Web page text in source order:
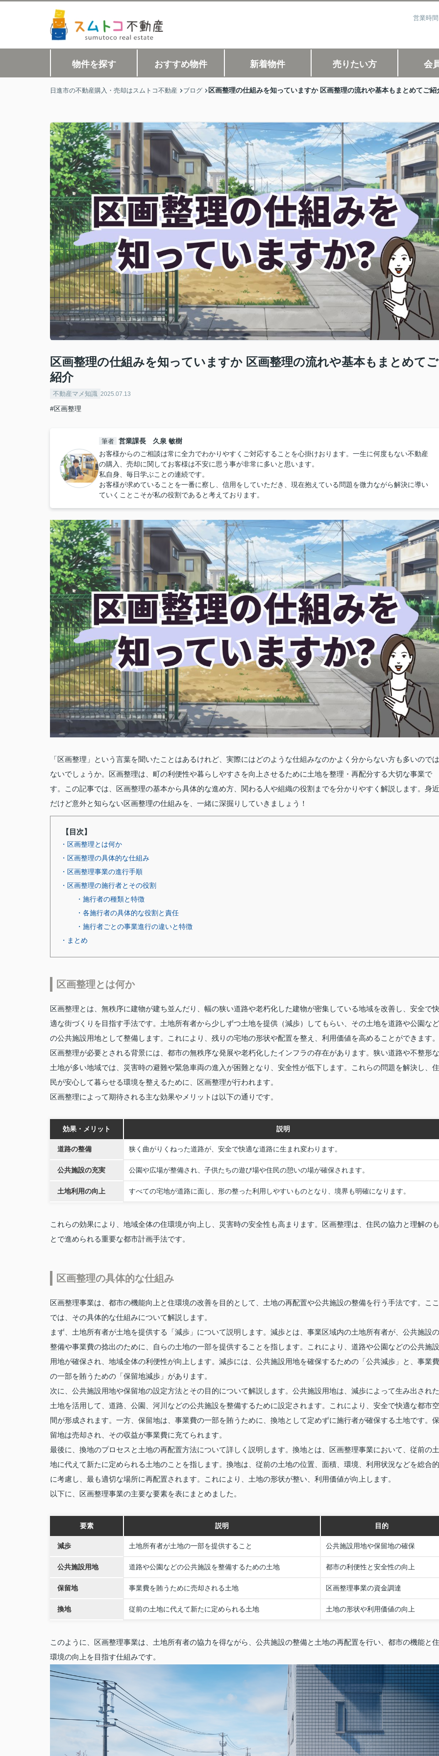
営業時
物件を探す おすすめ物件 新着物件 売りたい方 会
日進市の不動産購入・売却はスムトコ不動産 ブログ 区画整理の仕組みを知っていますか 区画整理の流れや基本もまとめてご紹
区画整理の仕組みを知っていますか 区画整理の流れや基本もまとめてご
紹介
不動産マメ知識 2025.07.13
#区画整理
筆者 営業課長 久泉 敏樹
お客様からのご相談は常に全力でわかりやすくご対応することを心掛けおります。一生に何度もない不動産
の購入、売却に関してお客様は不安に思う事が非常に多いと思います。
私自身、毎日学ぶことの連続です。
お客様が求めていることを一番に察し、信用をしていただき、現在抱えている問題を微力ながら解決に導い
ていくことこそが私の役割であると考えております。
「区画整理」という言葉を聞いたことはあるけれど、実際にはどのような仕組みなのかよく分からない方も多いのでは
ないでしょうか。区画整理は、町の利便性や暮らしやすさを向上させるために土地を整理・再配分する大切な事業で
す。この記事では、区画整理の基本から具体的な進め方、関わる人や組織の役割までを分かりやすく解説します。身近
だけど意外と知らない区画整理の仕組みを、一緒に深掘りしていきましょう！
【目次】
・区画整理とは何か
・区画整理の具体的な仕組み
・区画整理事業の進行手順
・区画整理の施行者とその役割
・施行者の種類と特徴
・各施行者の具体的な役割と責任
・施行者ごとの事業進行の違いと特徴
・まとめ
区画整理とは何か
区画整理とは、無秩序に建物が建ち並んだり、幅の狭い道路や老朽化した建物が密集している地域を改善し、安全で快
適な街づくりを目指す手法です。土地所有者から少しずつ土地を提供（減歩）してもらい、その土地を道路や公園など
の公共施設用地として整備します。これにより、残りの宅地の形状や配置を整え、利用価値を高めることができます。
区画整理が必要とされる背景には、都市の無秩序な発展や老朽化したインフラの存在があります。狭い道路や不整形な
土地が多い地域では、災害時の避難や緊急車両の進入が困難となり、安全性が低下します。これらの問題を解決し、住
民が安心して暮らせる環境を整えるために、区画整理が行われます。
区画整理によって期待される主な効果やメリットは以下の通りです。
効果・メリット 説明
道路の整備 狭く曲がりくねった道路が、安全で快適な道路に生まれ変わります。
公共施設の充実 公園や広場が整備され、子供たちの遊び場や住民の憩いの場が確保されます。
土地利用の向上 すべての宅地が道路に面し、形の整った利用しやすいものとなり、境界も明確になります。
これらの効果により、地域全体の住環境が向上し、災害時の安全性も高まります。区画整理は、住民の協力と理解のも
とで進められる重要な都市計画手法です。
区画整理の具体的な仕組み
区画整理事業は、都市の機能向上と住環境の改善を目的として、土地の再配置や公共施設の整備を行う手法です。ここ
では、その具体的な仕組みについて解説します。
まず、土地所有者が土地を提供する「減歩」について説明します。減歩とは、事業区域内の土地所有者が、公共施設の
整備や事業費の捻出のために、自らの土地の一部を提供することを指します。これにより、道路や公園などの公共施設
用地が確保され、地域全体の利便性が向上します。減歩には、公共施設用地を確保するための「公共減歩」と、事業費
の一部を賄うための「保留地減歩」があります。
次に、公共施設用地や保留地の設定方法とその目的について解説します。公共施設用地は、減歩によって生み出された
土地を活用して、道路、公園、河川などの公共施設を整備するために設定されます。これにより、安全で快適な都市空
間が形成されます。一方、保留地は、事業費の一部を賄うために、換地として定めずに施行者が確保する土地です。保
留地は売却され、その収益が事業費に充てられます。
最後に、換地のプロセスと土地の再配置方法について詳しく説明します。換地とは、区画整理事業において、従前の土
地に代えて新たに定められる土地のことを指します。換地は、従前の土地の位置、面積、環境、利用状況などを総合的
に考慮し、最も適切な場所に再配置されます。これにより、土地の形状が整い、利用価値が向上します。
以下に、区画整理事業の主要な要素を表にまとめました。
要素 説明 目的
減歩 土地所有者が土地の一部を提供すること 公共施設用地や保留地の確保
公共施設用地 道路や公園などの公共施設を整備するための土地 都市の利便性と安全性の向上
保留地 事業費を賄うために売却される土地 区画整理事業の資金調達
換地 従前の土地に代えて新たに定められる土地 土地の形状や利用価値の向上
このように、区画整理事業は、土地所有者の協力を得ながら、公共施設の整備と土地の再配置を行い、都市の機能と住
環境の向上を目指す仕組みです。